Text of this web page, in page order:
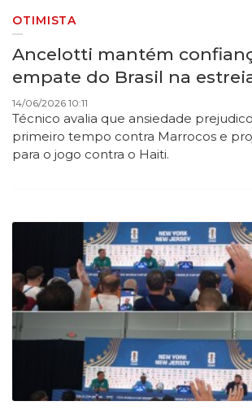
OTIMISTA
Ancelotti mantém
empate do Brasil na
14/06/2026 10:11
Técnico avalia que ansiedade
primeiro tempo contra Marrocos e
para o jogo contra o Haiti.